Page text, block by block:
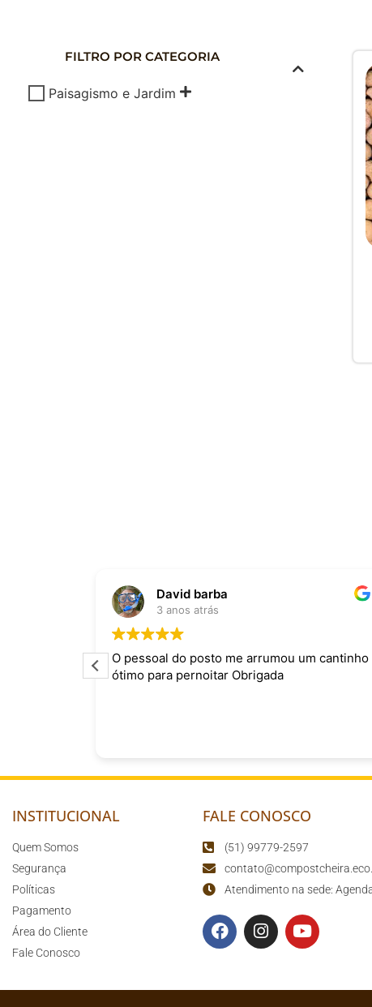
DOMÉSTICA
Composte seus Resíduos - Trate seu
FILTRO POR CATEGORIA
Paisagismo e Jardim
David barba
3 anos atrás
O pessoal do posto me arrumou um cantinho
ótimo para pernoitar Obrigada
INSTITUCIONAL
Quem Somos
Segurança
Políticas
Pagamento
Área do Cliente
Fale Conosco
FALE CONOSCO
(51) 99779-2597
Atendimento na sede: